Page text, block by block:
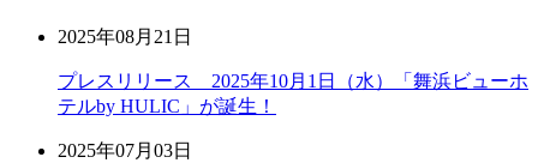
2025年08月21日
プレスリリース 2025年10月1日（水）「舞浜ビューホ
テルby HULIC」が誕生！
2025年07月03日